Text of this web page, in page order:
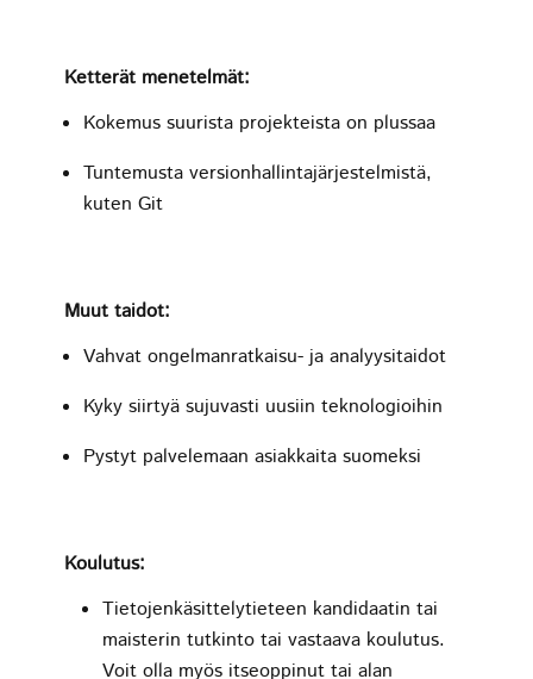
Ketterät menetelmät:
Kokemus suurista projekteista on plussaa
Tuntemusta versionhallintajärjestelmistä,
kuten Git
Muut taidot:
Vahvat ongelmanratkaisu- ja analyysitaidot
Kyky siirtyä sujuvasti uusiin teknologioihin
Pystyt palvelemaan asiakkaita suomeksi
Koulutus:
Tietojenkäsittelytieteen kandidaatin tai
maisterin tutkinto tai vastaava koulutus.
Voit olla myös itseoppinut tai alan